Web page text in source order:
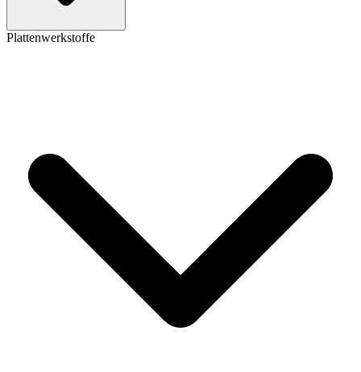
Plattenwerkstoffe